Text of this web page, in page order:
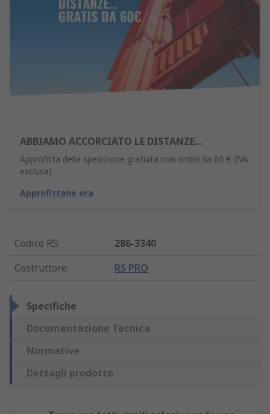
ABBIAMO ACCORCIATO LE DISTANZE...
Approfitta della spedizione gratuita con ordini da 60 € (IVA
esclusa).
Approfittane ora
Codice RS:
286-3340
Costruttore: RS PRO
Specifiche
Documentazione Tecnica
Normative
Dettagli prodotto